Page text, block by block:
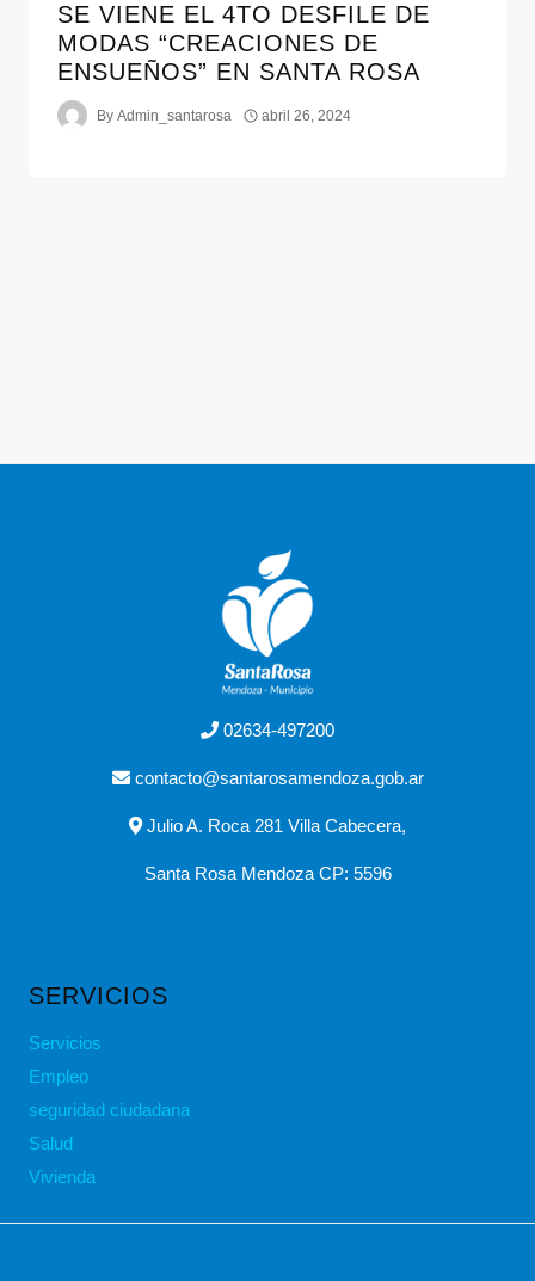
SE VIENE EL 4TO DESFILE DE
MODAS “CREACIONES DE
ENSUEÑOS” EN SANTA ROSA
By Admin_santarosa abril 26, 2024
02634-497200
contacto@santarosamendoza.gob.ar
Julio A. Roca 281 Villa Cabecera,
Santa Rosa Mendoza CP: 5596
SERVICIOS
Servicios
Empleo
seguridad ciudadana
Salud
Vivienda